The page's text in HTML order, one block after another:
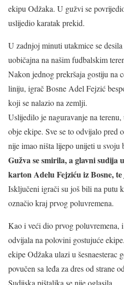
ekipu Odžaka. U gužvi se
uslijedio karatak prekid.
U zadnjoj minuti utakmice se
uobičajna na našim fudbalskim
Nakon jednog prekršaja gostiju na
liniju, igrač Bosne Adel Fejzić
koji se nalazio na zemlji.
Uslijedilo je naguravanje na
obje ekipe. Sve se to odvijalo pred
nije imao ništa lijepo unijeti u svoju
Gužva se smirila, a glavni sudija
karton Adelu Fejziću iz Bosne,
Isključeni igrači su još bili na putu
označio kraj prvog poluvremena.
Kao i veći dio prvog poluvremena,
odvijala na polovini gostujuće
ekipe Odžaka ulazi u šesnaesterac
povučen sa leđa za dres od strane
Sudijska pištaljka se nije oglasila…